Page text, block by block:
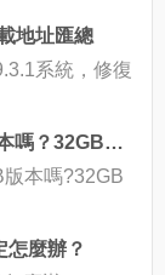
地址匯總
系統，修復
iPhone 6有32GB版本嗎？32GB版如何購買？
本嗎?32GB
麼辦？